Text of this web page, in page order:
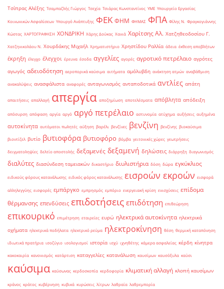
Τσίπρας Αλέξης Τσαμπαζλής Γιώργος Τσεχία Τσιάρας Κωνσταντίνος ΥΜΕ Υπουργείο Εργασίας
Κοινωνικών Ασφαλίσεων Υπουργό Ανάπτυξης ΦΕΚ ΦΗΜ ΦΗΜΑΣ ΦΠΑ Φίλης Ν. Φραγκογιάννης
Κώστας ΧΑΡΤΟΓΡΑΦΗΣΗ ΧΟΝΔΡΙΚΗ Χάρης Δούκας Χανιά Χαρίτσης Αλ. Χατζηθεοδοσίου Γ.
Χατζηνικολάου Ν. Χουρδάκης Μιχαήλ Χρηματιστήριο Χρηστίδου Ραλλία άδεια έκθεση αποβλήτων
έκρηξη έλεγχο έλεγχοι έρευνα έσοδα αγγελίες αγορές αγροτικό πετρέλαιο αγρότες
αγωγός αδειοδότηση αεροπορικά καύσιμα αιτήματα αμόλυβδη ανάκτηση ατμών αναβάθμιση
ανακαλύψεις ανασφάλιστα αναφορές ανταγωνισμός ανταποδοτικά αντλίες απάτη
απαιτήσεις απαλλαγή απεργία αποζημίωση αποτελέσματα απόβλητα απόδειξη
απόσυρση απόφαση αργία αργό αργό πετρέλαιο αστυνομία ατύχημα αυξήσεις αυξημένα
αυτοκίνητα αυτόματοι πωλητές αύξηση βαρέλι βενζίνες βενζίνη βενζίνης βιοκαύσιμα
βιοντίζελ βυτίο βυτιοφόρα βυτιοφόρο βόμβα γειτονικές χώρες γεωτρήσεις
δειγματοληψίες δελτίο αποστολής δεξαμενές δεξαμενή δηλώσεις διάρρηξη διαγωνισμός
διαλύτες διασύνδεση ταμειακών δικαστήριο διυλιστήρια δόση δώρα εγκύκλιος
ειδικούς φόρους κατανάλωσης ειδικός φόρος κατανάλωσης εισροών εκροών εισφορά
αλληλεγγύης εισφορές εμπάργκο εμπρησμός εμπόριο ενεργειακή κρίση ενισχύσεις επίδομα
θέρμανσης επενδύσεις επιδοτήσεις επιδότηση επιθεώρηση
επικουρικό επιμέτρηση εταιρείες ευρώ ηλεκτρικά αυτοκίνητα ηλεκτρικά
οχήματα ηλεκτρικά ποδήλατα ηλεκτρικό ρεύμα ηλεκτροκίνηση θέση θερμική καταπόνηση
ιδιωτικά πρατήρια ισοζύγιο ισολογισμοί ιστορία ισχύ ιχνηθέτης κάμερα ασφαλείας κέρδη κίνητρα
κακοκαιρία κανονισμός κατάρτιση καταγγελίες κατανάλωση καυσίμων καυσόξυλα καύσι
καύσιμα καύσωνας κερδοσκοπία κερδοφορία κλιματική αλλαγή κλοπή καυσίμων
κράνος κράτος κυβέρνηση κυβικά κυρώσεις λίτρων λαθραία λαθρεμπορία